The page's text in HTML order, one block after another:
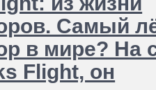
Самый
в мире? На
Flight, он